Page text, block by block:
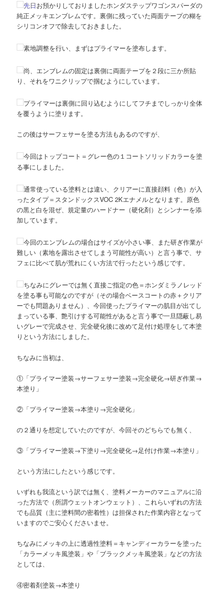
先日お預かりしておりましたホンダステップワゴンスパーダの
純正メッキエンブレムです。裏側に残っていた両面テープの糊を
シリコンオフで除去しておきました。
素地調整を行い、まずはプライマーを塗布します。
尚、エンブレムの固定は裏側に両面テープを２段に三か所貼
り、それをワニクリップで掴むようにしています。
プライマーは裏側に回り込むようにしてフチまでしっかり全体
を覆うように塗ります。
この後はサーフェサーを塗る方法もあるのですが、
今回はトップコート＝グレー色の１コートソリッドカラーを塗
る事にしました。
通常使っている塗料とは違い、クリアーに直接顔料（色）が入
ったタイプ＝スタンドックスVOC 2Kエナメルとなります。原色
の黒と白を混ぜ、規定量のハードナー（硬化剤）とシンナーを添
加しています。
今回のエンブレムの場合はサイズが小さい事、また研ぎ作業が
難しい（素地を露出させてしまう可能性が高い）と言う事で、サ
フェに比べて肌が荒れにくい方法で行ったという感じです。
ちなみにグレーでは無く直接ご指定の色＝ホンダミラノレッド
を塗る事も可能なのですが（その場合ベースコートの赤＋クリア
ーでも問題ありません）、今回使ったプライマーの肌目が出てし
まっている事、艶引けする可能性があると言う事で一旦隠蔽し易
いグレーで完成させ、完全硬化後に改めて足付け処理をして本塗
りという方法にしました。
ちなみに当初は、
①「プライマー塗装→サーフェサー塗装→完全硬化→研ぎ作業→
本塗り」
②「プライマー塗装→本塗り→完全硬化」
の２通りを想定していたのですが、今回そのどちらでも無く、
③「プライマー塗装→下塗り→完全硬化→足付け作業→本塗り」
という方法にしたという感じです。
いずれも我流という訳では無く、塗料メーカーのマニュアルに沿
った方法で（所謂ウェットオンウェット）、これらいずれの方法
でも品質（主に塗料間の密着性）は担保された作業内容となって
いますのでご安心くださいませ。
ちなみにメッキの上に透過性塗料＝キャンディーカラーを塗った
「カラーメッキ風塗装」や「ブラックメッキ風塗装」などの方法
としては、
④密着剤塗装→本塗り